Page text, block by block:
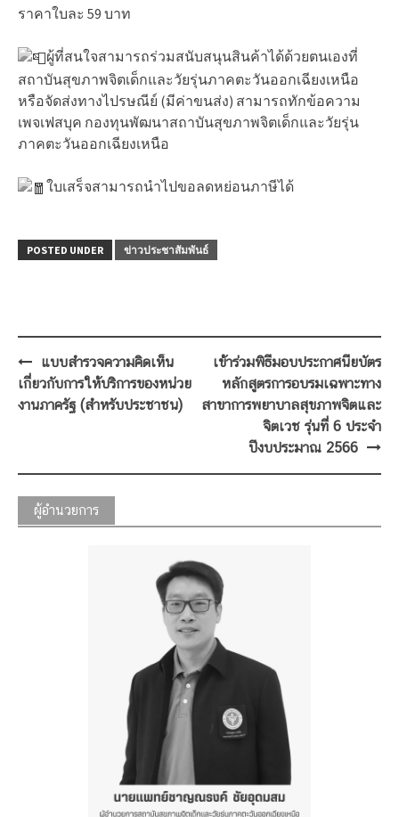
ราคาใบละ 59 บาท
ผู้ที่สนใจสามารถร่วมสนับสนุนสินค้าได้ด้วยตนเองที่
สถาบันสุขภาพจิตเด็กและวัยรุ่นภาคตะวันออกเฉียงเหนือ
หรือจัดส่งทางไปรษณีย์ (มีค่าขนส่ง) สามารถทักข้อความ
เพจเฟสบุค กองทุนพัฒนาสถาบันสุขภาพจิตเด็กและวัยรุ่น
ภาคตะวันออกเฉียงเหนือ
ใบเสร็จสามารถนำไปขอลดหย่อนภาษีได้
POSTED UNDER ข่าวประชาสัมพันธ์
Post
navigation
แบบสำรวจความคิดเห็น
เกี่ยวกับการให้บริการของหน่วย
งานภาครัฐ (สำหรับประชาชน)
เข้าร่วมพิธีมอบประกาศนียบัตร
หลักสูตรการอบรมเฉพาะทาง
สาขาการพยาบาลสุขภาพจิตและ
จิตเวช รุ่นที่ 6 ประจำ
ปีงบประมาณ 2566
ผู้อำนวยการ